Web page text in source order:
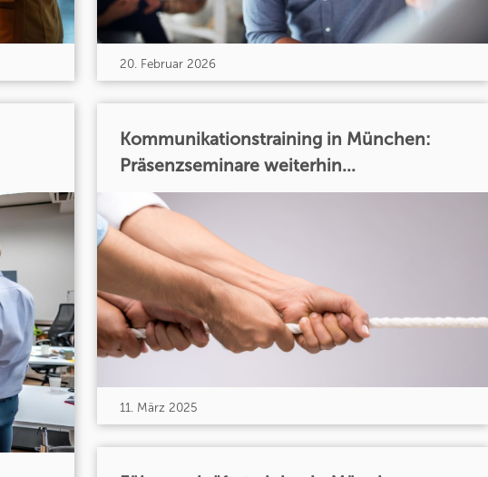
20. Februar 2026
Kommunikationstraining in München:
Präsenzseminare weiterhin...
11. März 2025